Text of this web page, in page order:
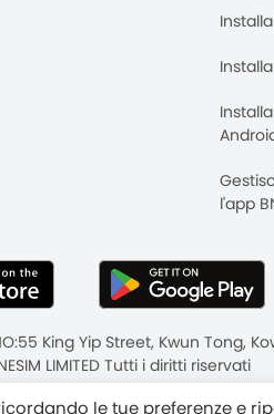
l'app
King Yip Street, Kwun Tong,
LIMITED Tutti i diritti riservati
Fair Use Policy
le tue preferenze e